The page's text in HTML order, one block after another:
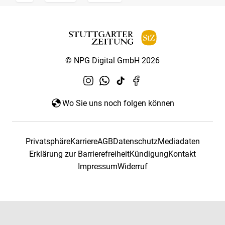
© NPG Digital GmbH 2026
Wo Sie uns noch folgen können
PrivatsphäreKarriereAGBDatenschutzMediadaten
Erklärung zur BarrierefreiheitKündigungKontakt
ImpressumWiderruf